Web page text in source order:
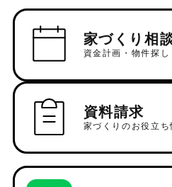
家づくり相
資金計画・物件探
資料請求
家づくりのお役立ち